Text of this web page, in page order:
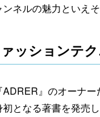
ネルの魅力といえそ
ッションテ
』のオーナ
となる著書を発売し